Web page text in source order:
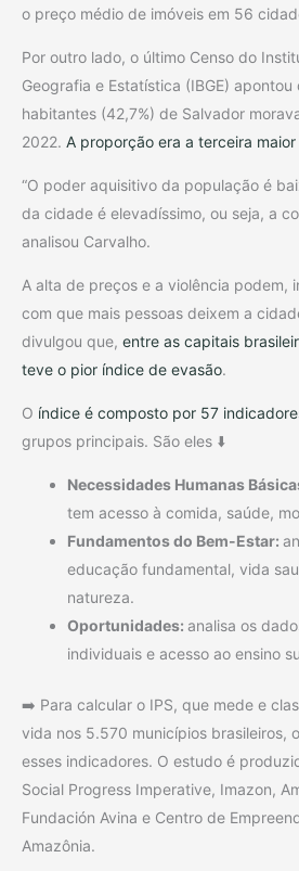
o preço médio de imóveis em 56
Por outro lado, o último Censo do
Geografia e Estatística (IBGE)
habitantes (42,7%) de Salvador
2022. A proporção era a terceira
“O poder aquisitivo da população é
da cidade é elevadíssimo, ou seja, a
analisou Carvalho.
A alta de preços e a violência podem,
com que mais pessoas deixem a
divulgou que, entre as capitais
teve o pior índice de evasão.
O índice é composto por 57
grupos principais. São eles ⬇️
Necessidades Humanas
tem acesso à comida, saúde,
Fundamentos do Bem-Estar:
educação fundamental, vida
natureza.
Oportunidades: analisa os
individuais e acesso ao ensino
➡️ Para calcular o IPS, que mede e
vida nos 5.570 municípios brasileiros,
esses indicadores. O estudo é
Social Progress Imperative, Imazon,
Fundación Avina e Centro de
Amazônia.